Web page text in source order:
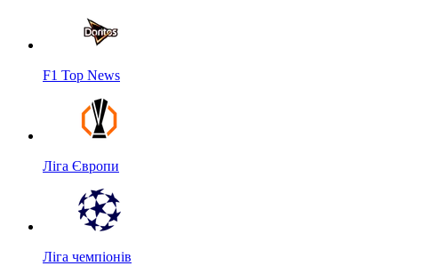
F1 Top News
Ліга Європи
Ліга чемпіонів